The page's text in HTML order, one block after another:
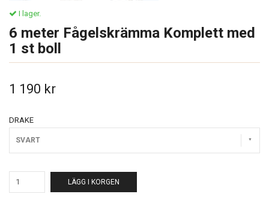
I lager.
6 meter Fågelskrämma Komplett med
1 st boll
1 190 kr
DRAKE
SVART
LÄGG I KORGEN